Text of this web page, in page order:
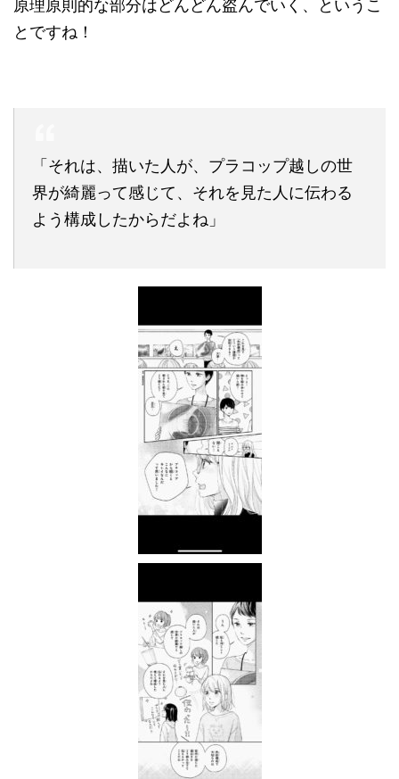
原理原則的な部分はどんどん盗んでいく、というこ
とですね！
「それは、描いた人が、プラコップ越しの世
界が綺麗って感じて、それを見た人に伝わる
よう構成したからだよね」